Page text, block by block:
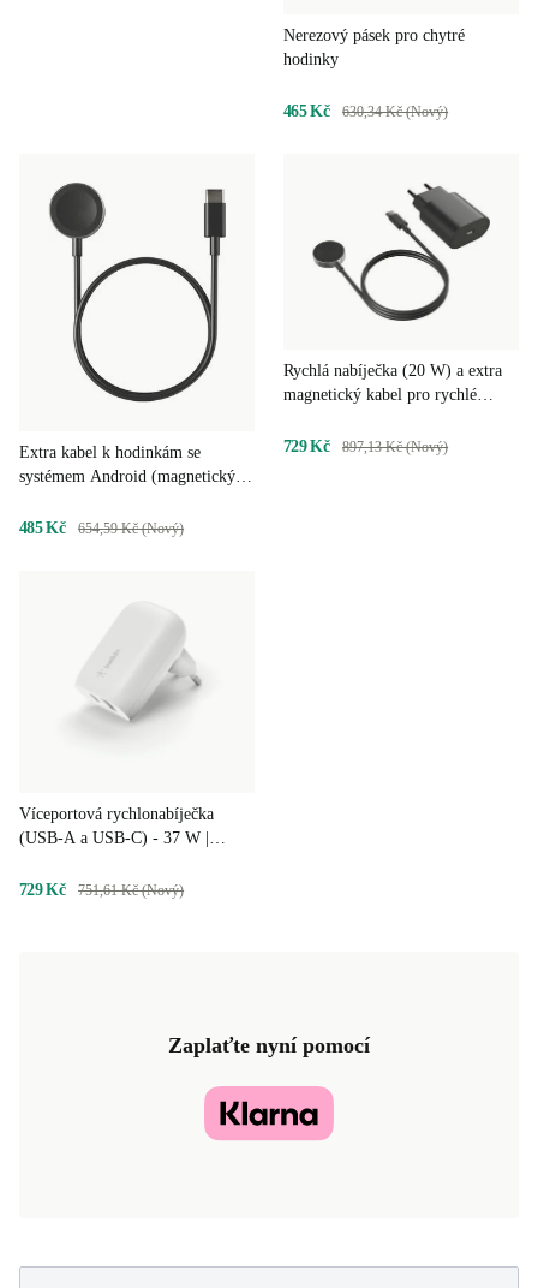
Nerezový pásek pro chytré
hodinky
465 Kč 630,34 Kč (Nový)
Extra kabel k hodinkám se
systémem Android (magnetický) -
485 Kč
654,59 Kč (Nový)
Rychlá nabíječka (20 W) a extra
magnetický kabel pro rychlé
729 Kč
897,13 Kč (Nový)
Víceportová rychlonabíječka
(USB-A a USB-C) - 37 W |
729 Kč
751,61 Kč (Nový)
Zaplaťte nyní pomocí